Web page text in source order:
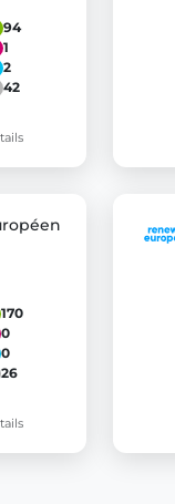
94
1
2
42
170
0
0
26